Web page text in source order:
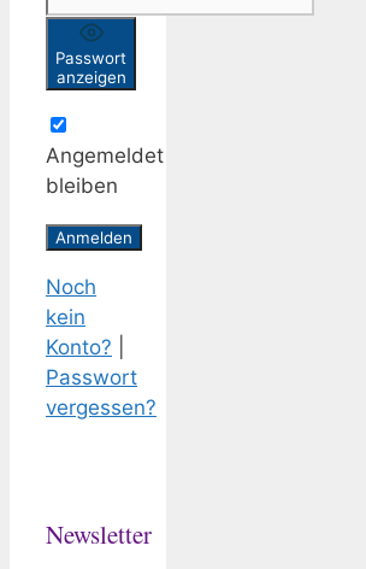
Passwort
anzeigen
Angemeldet
bleiben
Noch
kein
Konto?
Passwort
vergessen?
Newsletter